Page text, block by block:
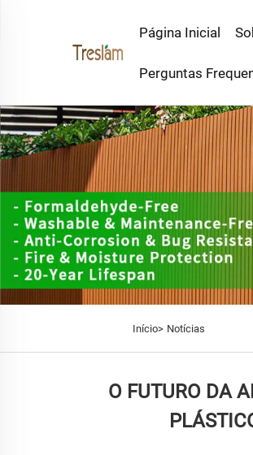
Página Inicial
Perguntas
Início> Notícias
O FUTURO DA